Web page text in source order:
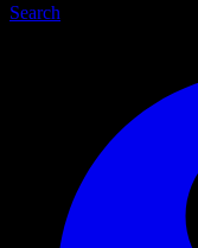
Search